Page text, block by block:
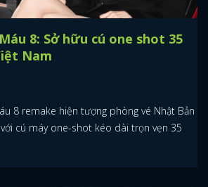
8: Sở hữu cú one shot 35
Nam
8 remake hiện tượng phòng vé Nhật Bản
cú máy one-shot kéo dài trọn vẹn 35